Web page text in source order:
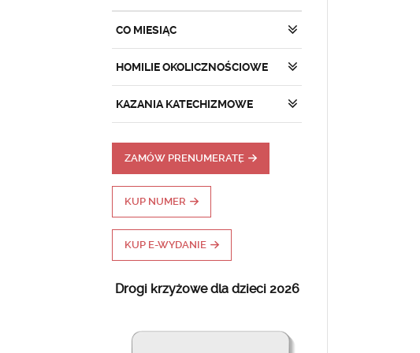
CO MIESIĄC
HOMILIE OKOLICZNOŚCIOWE
KAZANIA KATECHIZMOWE
ZAMÓW PRENUMERATĘ
KUP NUMER
KUP E-WYDANIE
Drogi krzyżowe dla dzieci 2026